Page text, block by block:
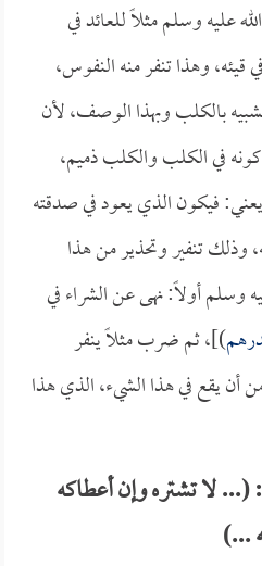
عليه وسلم مثلاً للعائد في
وهذا تنفر منه النفوس،
بالكلب وبهذا الوصف، لأن
في الكلب والكلب ذميم،
فيكون الذي يعود في صدقته
وذلك تنفير وتحذير من هذا
وسلم أولاً: نهى عن الشراء في
)]، ثم ضرب مثلاً ينفر
أن يقع في هذا الشيء، الذي هذا
لا تشتره وإن أعطاكه
...)